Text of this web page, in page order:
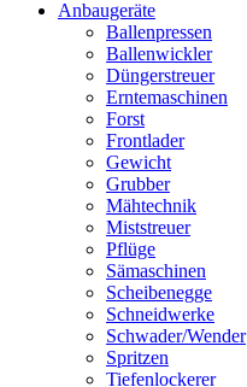
Anbaugeräte
Ballenpressen
Ballenwickler
Düngerstreuer
Erntemaschinen
Forst
Frontlader
Gewicht
Grubber
Mähtechnik
Miststreuer
Pflüge
Sämaschinen
Scheibenegge
Schneidwerke
Schwader/Wender
Spritzen
Tiefenlockerer